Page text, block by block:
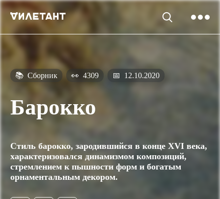
📚 Сборник 👀 4309 📅 12.10.2020
Барокко
Стиль барокко, зародившийся в конце XVI века,
характеризовался динамизмом композиций,
стремлением к пышности форм и богатым
орнаментальным декором.